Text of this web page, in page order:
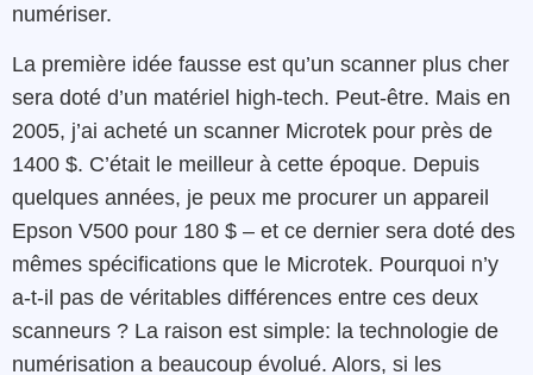
numériser.
La première idée fausse est qu’un scanner plus cher
sera doté d’un matériel high-tech. Peut-être. Mais en
2005, j’ai acheté un scanner Microtek pour près de
1400 $. C’était le meilleur à cette époque. Depuis
quelques années, je peux me procurer un appareil
Epson V500 pour 180 $ – et ce dernier sera doté des
mêmes spécifications que le Microtek. Pourquoi n’y
a-t-il pas de véritables différences entre ces deux
scanneurs ? La raison est simple: la technologie de
numérisation a beaucoup évolué. Alors, si les